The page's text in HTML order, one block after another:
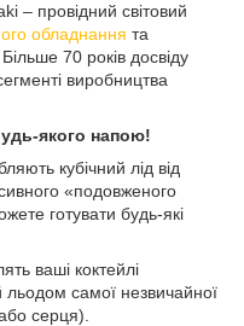
– провідний світовий
обладнання та
70 років досвіду
виробництва
якого напою!
кубічний лід від
«подовженого
готувати будь-які
ваші коктейлі
льодом самої незвичайної
серця).